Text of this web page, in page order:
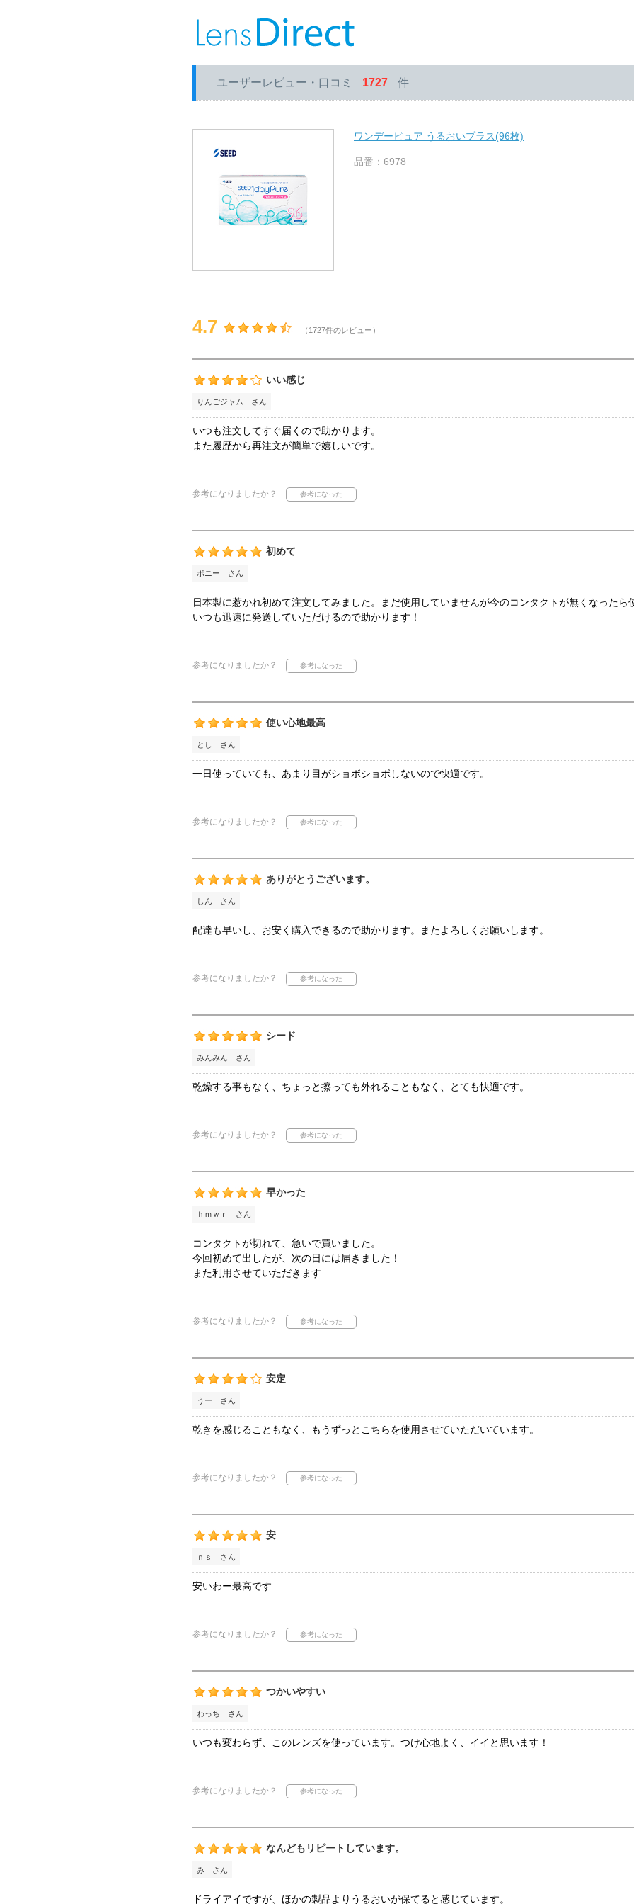
ユーザーレビュー・口コミ 1727 件
ワンデーピュア うるおいプラス(96枚)
品番：6978
4.7 （1727件のレビュー）
いい感じ
りんごジャム さん
いつも注文してすぐ届くので助かります。
また履歴から再注文が簡単で嬉しいです。
参考になりましたか？
初めて
ボニー さん
日本製に惹かれ初めて注文してみました。まだ使用していませんが今のコンタクトが無くなったら
いつも迅速に発送していただけるので助かります！
参考になりましたか？
使い心地最高
とし さん
一日使っていても、あまり目がショボショボしないので快適です。
参考になりましたか？
ありがとうございます。
しん さん
配達も早いし、お安く購入できるので助かります。またよろしくお願いします。
参考になりましたか？
シード
みんみん さん
乾燥する事もなく、ちょっと擦っても外れることもなく、とても快適です。
参考になりましたか？
早かった
ｈｍｗｒ さん
コンタクトが切れて、急いで買いました。
今回初めて出したが、次の日には届きました！
また利用させていただきます
参考になりましたか？
安定
うー さん
乾きを感じることもなく、もうずっとこちらを使用させていただいています。
参考になりましたか？
安
ｎｓ さん
安いわー最高です
参考になりましたか？
つかいやすい
わっち さん
いつも変わらず、このレンズを使っています。つけ心地よく、イイと思います！
参考になりましたか？
なんどもリピートしています。
み さん
ドライアイですが、ほかの製品よりうるおいが保てると感じています。